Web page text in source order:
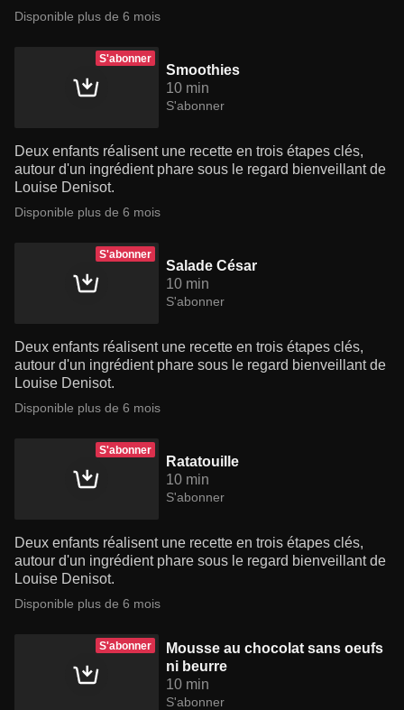
Disponible plus de 6 mois
S'abonner
Smoothies
10 min
S'abonner
Deux enfants réalisent une recette en trois étapes clés,
autour d'un ingrédient phare sous le regard bienveillant de
Louise Denisot.
Disponible plus de 6 mois
S'abonner
Salade César
10 min
S'abonner
Deux enfants réalisent une recette en trois étapes clés,
autour d'un ingrédient phare sous le regard bienveillant de
Louise Denisot.
Disponible plus de 6 mois
S'abonner
Ratatouille
10 min
S'abonner
Deux enfants réalisent une recette en trois étapes clés,
autour d'un ingrédient phare sous le regard bienveillant de
Louise Denisot.
Disponible plus de 6 mois
S'abonner
Mousse au chocolat sans oeufs
ni beurre
10 min
S'abonner